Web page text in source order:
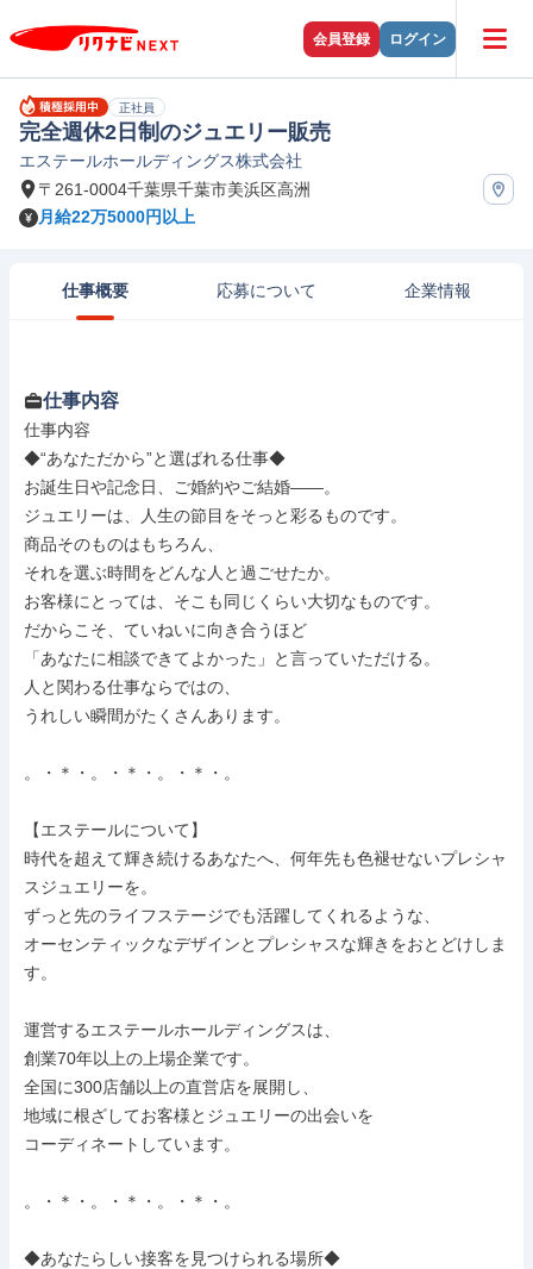
会員登録 ログイン
正社員
完全週休2日制のジュエリー販売
エステールホールディングス株式会社
〒261-0004千葉県千葉市美浜区高洲
月給22万5000円以上
仕事概要 応募について 企業情報
仕事内容
仕事内容
◆“あなただから”と選ばれる仕事◆
お誕生日や記念日、ご婚約やご結婚――。
ジュエリーは、人生の節目をそっと彩るものです。
商品そのものはもちろん、
それを選ぶ時間をどんな人と過ごせたか。
お客様にとっては、そこも同じくらい大切なものです。
だからこそ、ていねいに向き合うほど
「あなたに相談できてよかった」と言っていただける。
人と関わる仕事ならではの、
うれしい瞬間がたくさんあります。
。・＊・。・＊・。・＊・。
【エステールについて】
時代を超えて輝き続けるあなたへ、何年先も色褪せないプレシャ
スジュエリーを。
ずっと先のライフステージでも活躍してくれるような、
オーセンティックなデザインとプレシャスな輝きをおとどけしま
す。
運営するエステールホールディングスは、
創業70年以上の上場企業です。
全国に300店舗以上の直営店を展開し、
地域に根ざしてお客様とジュエリーの出会いを
コーディネートしています。
。・＊・。・＊・。・＊・。
◆あなたらしい接客を見つけられる場所◆